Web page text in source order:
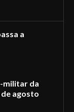
a
militar da
agosto